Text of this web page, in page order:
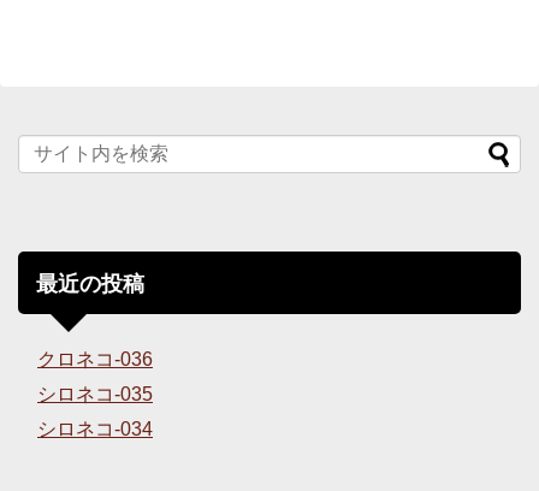
最近の投稿
クロネコ-036
シロネコ-035
シロネコ-034